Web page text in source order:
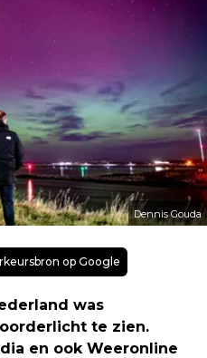
Dennis Gouda
op Google
was
te zien.
en ook Weeronline